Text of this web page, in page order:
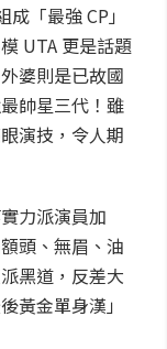
「最強 CP」
UTA 更是話題
婆則是已故國
帥星三代！雖
演技，令人期
力派演員加
頭、無眉、油
黑道，反差大
黃金單身漢」